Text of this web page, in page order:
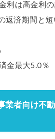
利は高金利
返済期間と短
金最大5.0％
業者向け不